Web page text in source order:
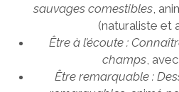
sauvages comestibles,
(naturaliste et
Être à l’écoute :
champs,
Être remarquable :